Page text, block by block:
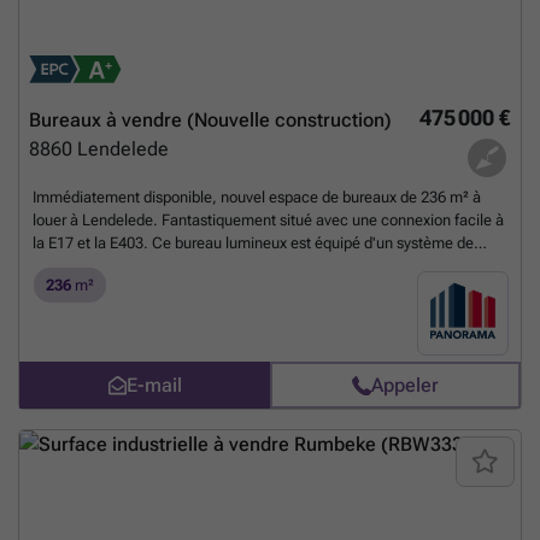
475 000 €
Bureaux à vendre (Nouvelle construction)
8860 Lendelede
Immédiatement disponible, nouvel espace de bureaux de 236 m² à
louer à Lendelede. Fantastiquement situé avec une connexion facile à
la E17 et la E403. Ce bureau lumineux est équipé d'un système de
de panneaux solaires, d'une kitchenette et de sanitaires. Il y a
immeuble de bureaux de haute qualité avec ascenseur et parking sur
place. Contactez PANORAMA pour des informations (techniques)
supplémentaires, des plans ou une visite sur place au ###En savoir
236 m²
E-mail Appeler